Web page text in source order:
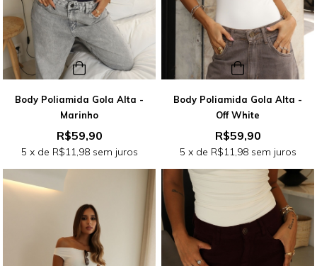
Body Poliamida Gola Alta -
Marinho
R$59,90
5 x de R$11,98 sem juros
Body Poliamida Gola Alta -
Off White
R$59,90
5 x de R$11,98 sem juros